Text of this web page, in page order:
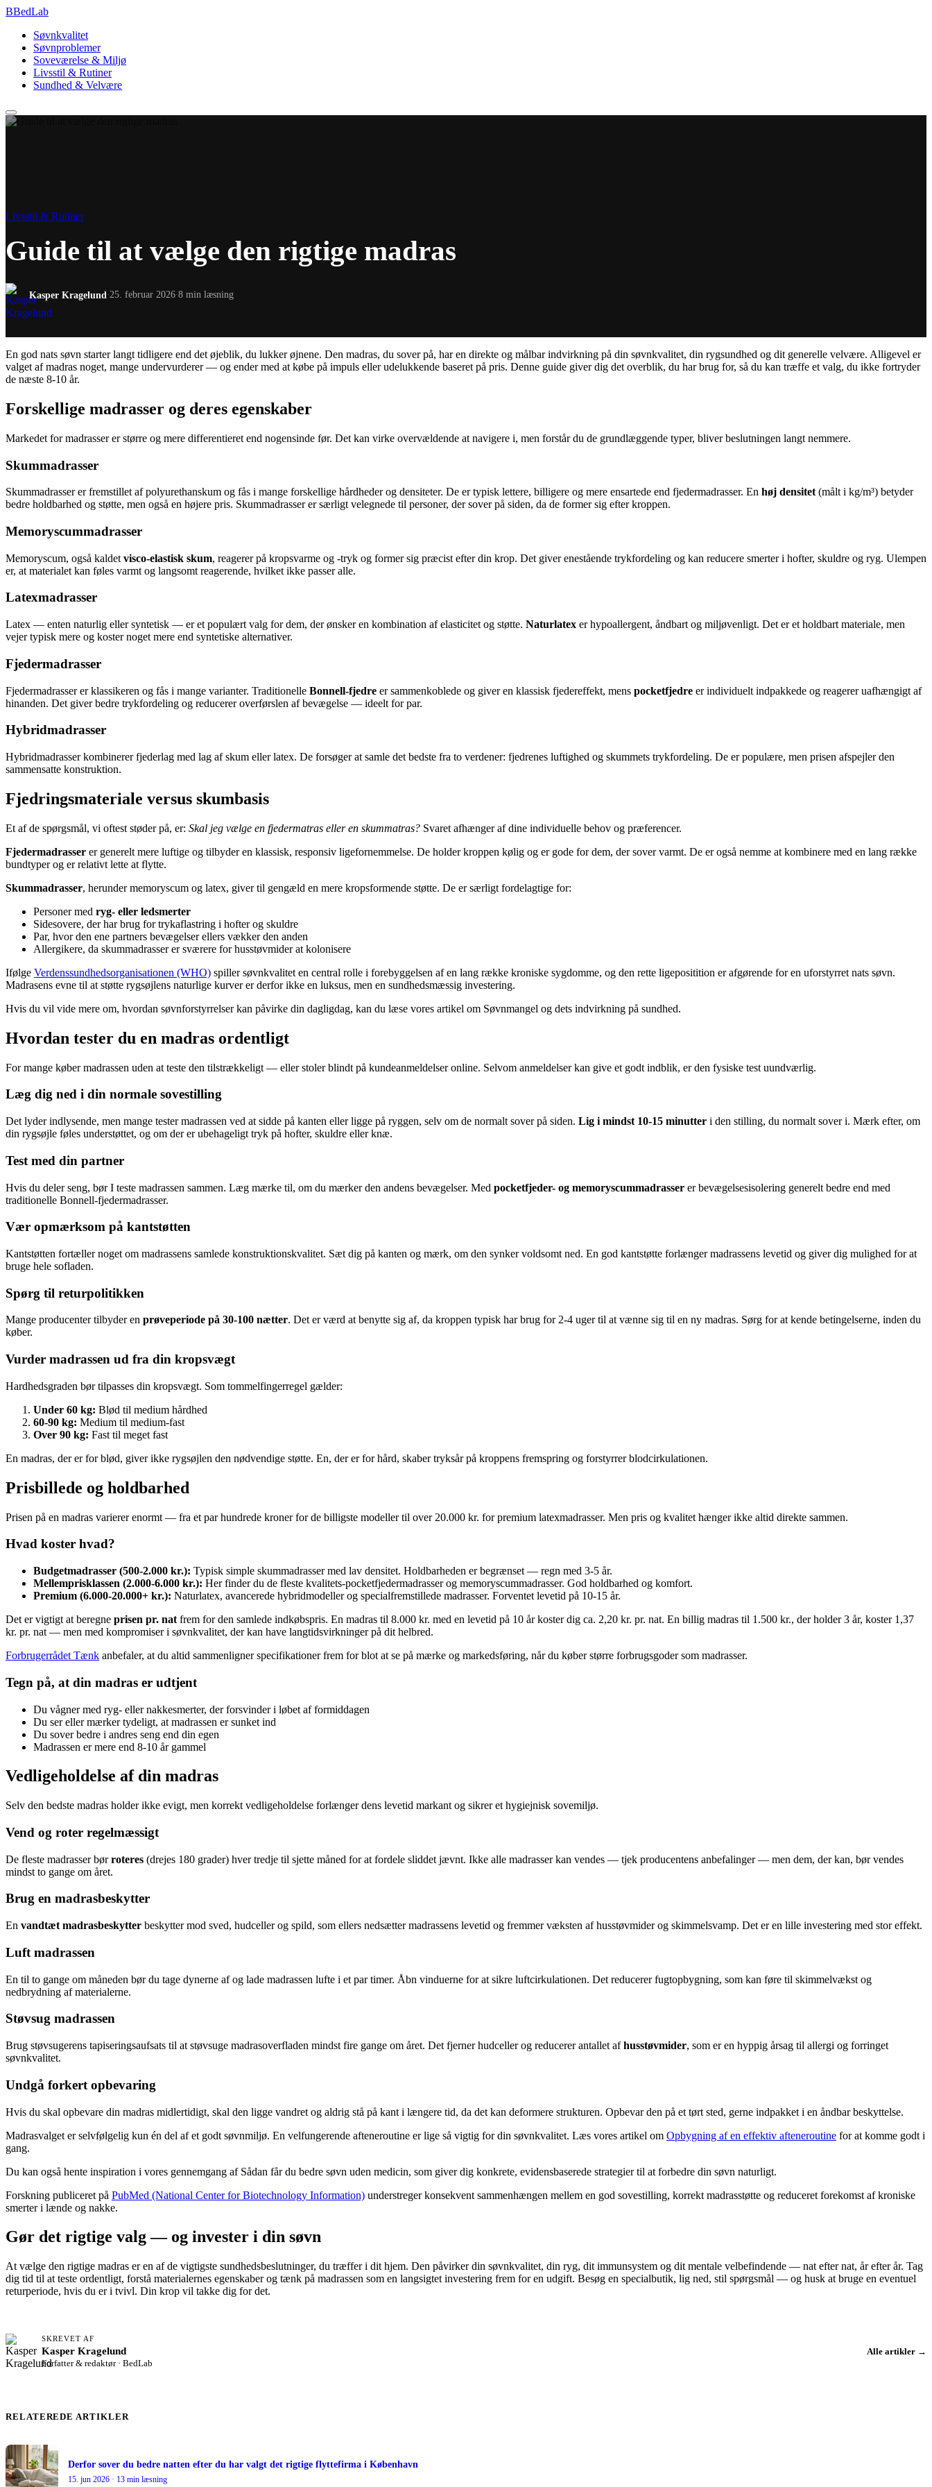
BBedLab
Søvnkvalitet
Søvnproblemer
Soveværelse & Miljø
Livsstil & Rutiner
Sundhed & Velvære
Livsstil & Rutiner
Guide til at vælge den rigtige madras
Kasper Kragelund·25. februar 2026·8 min læsning
En god nats søvn starter langt tidligere end det øjeblik, du lukker øjnene. Den madras, du sover på, har en direkte og målbar indvirkning på din søvnkvalitet, din rygsundhed og dit generelle velvære. Alligevel er
valget af madras noget, mange undervurderer — og ender med at købe på impuls eller udelukkende baseret på pris. Denne guide giver dig det overblik, du har brug for, så du kan træffe et valg, du ikke fortryder
de næste 8-10 år.
Forskellige madrasser og deres egenskaber
Markedet for madrasser er større og mere differentieret end nogensinde før. Det kan virke overvældende at navigere i, men forstår du de grundlæggende typer, bliver beslutningen langt nemmere.
Skummadrasser
Skummadrasser er fremstillet af polyurethanskum og fås i mange forskellige hårdheder og densiteter. De er typisk lettere, billigere og mere ensartede end fjedermadrasser. En høj densitet (målt i kg/m³) betyder
bedre holdbarhed og støtte, men også en højere pris. Skummadrasser er særligt velegnede til personer, der sover på siden, da de former sig efter kroppen.
Memoryscummadrasser
Memoryscum, også kaldet visco-elastisk skum, reagerer på kropsvarme og -tryk og former sig præcist efter din krop. Det giver enestående trykfordeling og kan reducere smerter i hofter, skuldre og ryg. Ulempen
er, at materialet kan føles varmt og langsomt reagerende, hvilket ikke passer alle.
Latexmadrasser
Latex — enten naturlig eller syntetisk — er et populært valg for dem, der ønsker en kombination af elasticitet og støtte. Naturlatex er hypoallergent, åndbart og miljøvenligt. Det er et holdbart materiale, men
vejer typisk mere og koster noget mere end syntetiske alternativer.
Fjedermadrasser
Fjedermadrasser er klassikeren og fås i mange varianter. Traditionelle Bonnell-fjedre er sammenkoblede og giver en klassisk fjedereffekt, mens pocketfjedre er individuelt indpakkede og reagerer uafhængigt af
hinanden. Det giver bedre trykfordeling og reducerer overførslen af bevægelse — ideelt for par.
Hybridmadrasser
Hybridmadrasser kombinerer fjederlag med lag af skum eller latex. De forsøger at samle det bedste fra to verdener: fjedrenes luftighed og skummets trykfordeling. De er populære, men prisen afspejler den
sammensatte konstruktion.
Fjedringsmateriale versus skumbasis
Et af de spørgsmål, vi oftest støder på, er: Skal jeg vælge en fjedermatras eller en skummatras? Svaret afhænger af dine individuelle behov og præferencer.
Fjedermadrasser er generelt mere luftige og tilbyder en klassisk, responsiv ligefornemmelse. De holder kroppen kølig og er gode for dem, der sover varmt. De er også nemme at kombinere med en lang række
bundtyper og er relativt lette at flytte.
Skummadrasser, herunder memoryscum og latex, giver til gengæld en mere kropsformende støtte. De er særligt fordelagtige for:
Personer med ryg- eller ledsmerter
Sidesovere, der har brug for trykaflastring i hofter og skuldre
Par, hvor den ene partners bevægelser ellers vækker den anden
Allergikere, da skummadrasser er sværere for husstøvmider at kolonisere
Ifølge Verdenssundhedsorganisationen (WHO) spiller søvnkvalitet en central rolle i forebyggelsen af en lang række kroniske sygdomme, og den rette ligepositition er afgørende for en uforstyrret nats søvn.
Madrasens evne til at støtte rygsøjlens naturlige kurver er derfor ikke en luksus, men en sundhedsmæssig investering.
Hvis du vil vide mere om, hvordan søvnforstyrrelser kan påvirke din dagligdag, kan du læse vores artikel om Søvnmangel og dets indvirkning på sundhed.
Hvordan tester du en madras ordentligt
For mange køber madrassen uden at teste den tilstrækkeligt — eller stoler blindt på kundeanmeldelser online. Selvom anmeldelser kan give et godt indblik, er den fysiske test uundværlig.
Læg dig ned i din normale sovestilling
Det lyder indlysende, men mange tester madrassen ved at sidde på kanten eller ligge på ryggen, selv om de normalt sover på siden. Lig i mindst 10-15 minutter i den stilling, du normalt sover i. Mærk efter, om
din rygsøjle føles understøttet, og om der er ubehageligt tryk på hofter, skuldre eller knæ.
Test med din partner
Hvis du deler seng, bør I teste madrassen sammen. Læg mærke til, om du mærker den andens bevægelser. Med pocketfjeder- og memoryscummadrasser er bevægelsesisolering generelt bedre end med
traditionelle Bonnell-fjedermadrasser.
Vær opmærksom på kantstøtten
Kantstøtten fortæller noget om madrassens samlede konstruktionskvalitet. Sæt dig på kanten og mærk, om den synker voldsomt ned. En god kantstøtte forlænger madrassens levetid og giver dig mulighed for at
bruge hele sofladen.
Spørg til returpolitikken
Mange producenter tilbyder en prøveperiode på 30-100 nætter. Det er værd at benytte sig af, da kroppen typisk har brug for 2-4 uger til at vænne sig til en ny madras. Sørg for at kende betingelserne, inden du
køber.
Vurder madrassen ud fra din kropsvægt
Hardhedsgraden bør tilpasses din kropsvægt. Som tommelfingerregel gælder:
Under 60 kg: Blød til medium hårdhed
60-90 kg: Medium til medium-fast
Over 90 kg: Fast til meget fast
En madras, der er for blød, giver ikke rygsøjlen den nødvendige støtte. En, der er for hård, skaber tryksår på kroppens fremspring og forstyrrer blodcirkulationen.
Prisbillede og holdbarhed
Prisen på en madras varierer enormt — fra et par hundrede kroner for de billigste modeller til over 20.000 kr. for premium latexmadrasser. Men pris og kvalitet hænger ikke altid direkte sammen.
Hvad koster hvad?
Budgetmadrasser (500-2.000 kr.): Typisk simple skummadrasser med lav densitet. Holdbarheden er begrænset — regn med 3-5 år.
Mellemprisklassen (2.000-6.000 kr.): Her finder du de fleste kvalitets-pocketfjedermadrasser og memoryscummadrasser. God holdbarhed og komfort.
Premium (6.000-20.000+ kr.): Naturlatex, avancerede hybridmodeller og specialfremstillede madrasser. Forventet levetid på 10-15 år.
Det er vigtigt at beregne prisen pr. nat frem for den samlede indkøbspris. En madras til 8.000 kr. med en levetid på 10 år koster dig ca. 2,20 kr. pr. nat. En billig madras til 1.500 kr., der holder 3 år, koster 1,37
kr. pr. nat — men med kompromiser i søvnkvalitet, der kan have langtidsvirkninger på dit helbred.
Forbrugerrådet Tænk anbefaler, at du altid sammenligner specifikationer frem for blot at se på mærke og markedsføring, når du køber større forbrugsgoder som madrasser.
Tegn på, at din madras er udtjent
Du vågner med ryg- eller nakkesmerter, der forsvinder i løbet af formiddagen
Du ser eller mærker tydeligt, at madrassen er sunket ind
Du sover bedre i andres seng end din egen
Madrassen er mere end 8-10 år gammel
Vedligeholdelse af din madras
Selv den bedste madras holder ikke evigt, men korrekt vedligeholdelse forlænger dens levetid markant og sikrer et hygiejnisk sovemiljø.
Vend og roter regelmæssigt
De fleste madrasser børroteres (drejes 180 grader) hver tredje til sjette måned for at fordele sliddet jævnt. Ikke alle madrasser kan vendes — tjek producentens anbefalinger — men dem, der kan, bør vendes
mindst to gange om året.
Brug en madrasbeskytter
En vandtæt madrasbeskytter beskytter mod sved, hudceller og spild, som ellers nedsætter madrassens levetid og fremmer væksten af husstøvmider og skimmelsvamp. Det er en lille investering med stor effekt.
Luft madrassen
En til to gange om måneden bør du tage dynerne af og lade madrassen lufte i et par timer. Åbn vinduerne for at sikre luftcirkulationen. Det reducerer fugtopbygning, som kan føre til skimmelvækst og
nedbrydning af materialerne.
Støvsug madrassen
Brug støvsugerens tapiseringsaufsats til at støvsuge madrasoverfladen mindst fire gange om året. Det fjerner hudceller og reducerer antallet afhusstøvmider, som er en hyppig årsag til allergi og forringet
søvnkvalitet.
Undgå forkert opbevaring
Hvis du skal opbevare din madras midlertidigt, skal den ligge vandret og aldrig stå på kant i længere tid, da det kan deformere strukturen. Opbevar den på et tørt sted, gerne indpakket i en åndbar beskyttelse.
Madrasvalget er selvfølgelig kun én del af et godt søvnmiljø. En velfungerende afteneroutine er lige så vigtig for din søvnkvalitet. Læs vores artikel om Opbygning af en effektiv afteneroutine for at komme godt i
gang.
Du kan også hente inspiration i vores gennemgang af Sådan får du bedre søvn uden medicin, som giver dig konkrete, evidensbaserede strategier til at forbedre din søvn naturligt.
Forskning publiceret på PubMed (National Center for Biotechnology Information) understreger konsekvent sammenhængen mellem en god sovestilling, korrekt madrasstøtte og reduceret forekomst af kroniske
smerter i lænde og nakke.
Gør det rigtige valg — og invester i din søvn
At vælge den rigtige madras er en af de vigtigste sundhedsbeslutninger, du træffer i dit hjem. Den påvirker din søvnkvalitet, din ryg, dit immunsystem og dit mentale velbefindende — nat efter nat, år efter år. Tag
dig tid til at teste ordentligt, forstå materialernes egenskaber og tænk på madrassen som en langsigtet investering frem for en udgift. Besøg en specialbutik, lig ned, stil spørgsmål — og husk at bruge en eventuel
returperiode, hvis du er i tvivl. Din krop vil takke dig for det.
SKREVET AF
Kasper Kragelund
Forfatter & redaktør · BedLab
Alle artikler →
RELATEREDE ARTIKLER
Derfor sover du bedre natten efter du har valgt det rigtige flyttefirma i København
15. jun 2026 · 13 min læsning